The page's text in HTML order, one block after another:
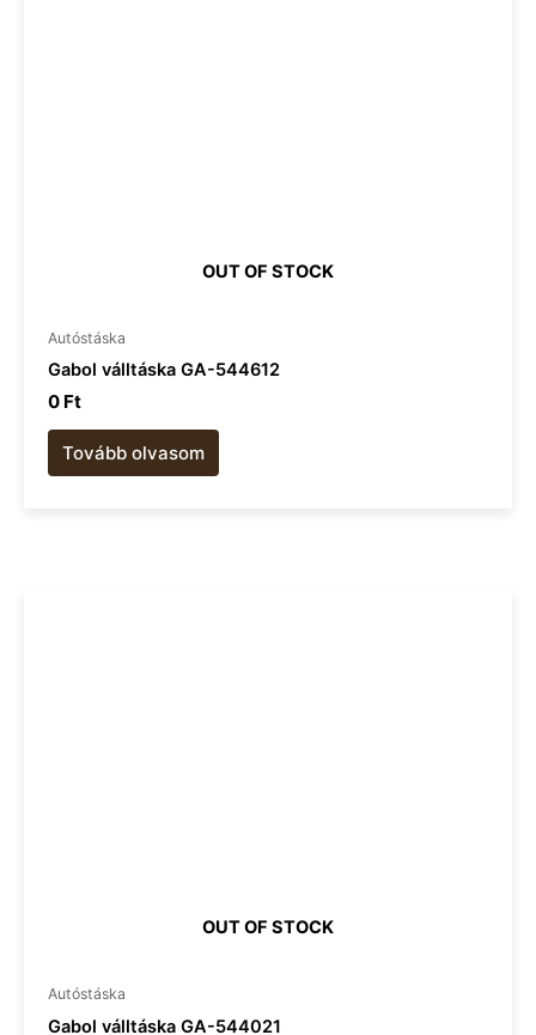
OUT OF STOCK
Autóstáska
Gabol válltáska GA-544612
0 Ft
Tovább olvasom
OUT OF STOCK
Autóstáska
Gabol válltáska GA-544021